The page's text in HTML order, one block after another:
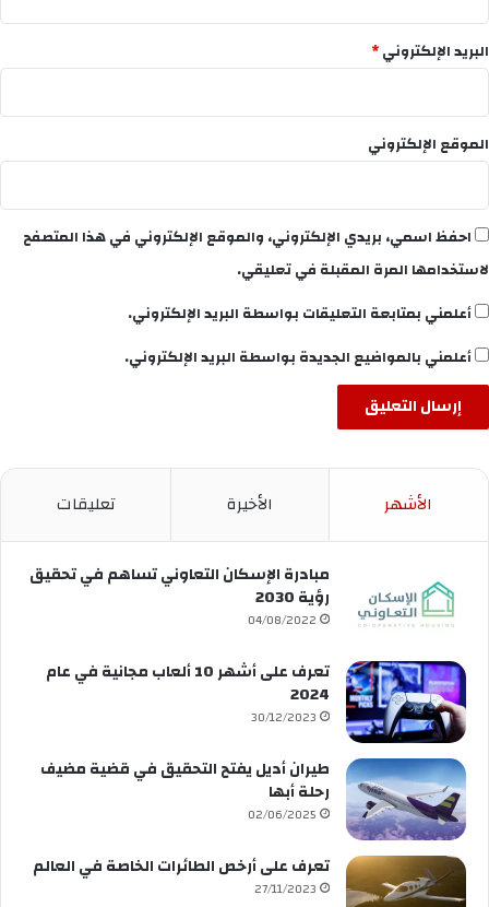
البريد الإلكتروني*
الموقع الإلكتروني
احفظ اسمي، بريدي الإلكتروني، والموقع الإلكتروني في هذا المتصفح
لاستخدامها المرة المقبلة في تعليقي.
أعلمني بمتابعة التعليقات بواسطة البريد الإلكتروني.
أعلمني بالمواضيع الجديدة بواسطة البريد الإلكتروني.
الأشهر الأخيرة تعليقات
مبادرة الإسكان التعاوني تساهم في تحقيق
رؤية 2030
04/08/2022
تعرف على أشهر 10 ألعاب مجانية في عام
2024
30/12/2023
طيران أديل يفتح التحقيق في قضية مضيف
رحلة أبها
02/06/2025
تعرف على أرخص الطائرات الخاصة في العالم
27/11/2023